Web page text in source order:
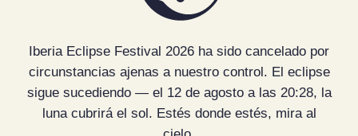
Iberia Eclipse Festival 2026 ha sido cancelado por
circunstancias ajenas a nuestro control. El eclipse
sigue sucediendo — el 12 de agosto a las 20:28, la
luna cubrirá el sol. Estés donde estés, mira al